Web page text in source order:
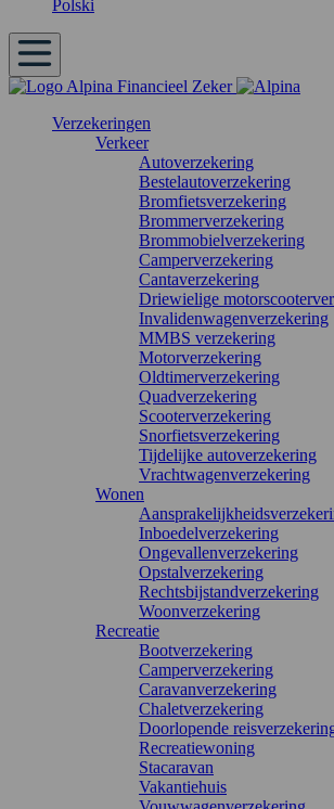
Polski
Verzekeringen
Verkeer
Autoverzekering
Bestelautoverzekering
Bromfietsverzekering
Brommerverzekering
Brommobielverzekering
Camperverzekering
Cantaverzekering
Driewielige
Invalidenwagenverzekering
MMBS verzekering
Motorverzekering
Oldtimerverzekering
Quadverzekering
Scooterverzekering
Snorfietsverzekering
Tijdelijke autoverzekering
Vrachtwagenverzekering
Wonen
Inboedelverzekering
Ongevallenverzekering
Opstalverzekering
Rechtsbijstandverzekering
Woonverzekering
Recreatie
Bootverzekering
Camperverzekering
Caravanverzekering
Chaletverzekering
Doorlopende
Recreatiewoning
Stacaravan
Vakantiehuis